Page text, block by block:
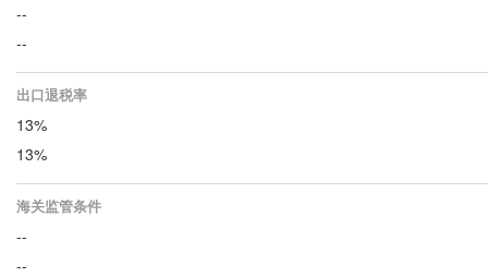
--
--
出口退税率
13%
13%
海关监管条件
--
--